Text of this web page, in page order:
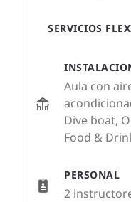
SERVICIOS
Aula con
Dive boat,
Food &
PERSONAL
2